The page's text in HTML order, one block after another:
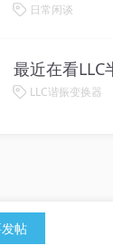
日常闲谈
最近在看LLC
LLC谐振变换器
帖